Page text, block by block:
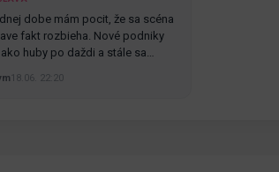
dobe mám pocit, že sa scéna
fakt rozbieha. Nové podniky
huby po daždi a stále sa…
18.06. 22:20